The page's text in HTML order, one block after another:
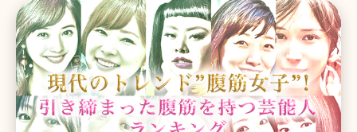
😄オトナなドレスがお似合いです✨✨#アンナチュラル #石原さとみ #
東京ドラマアウォード2018 pic.twitter.com/9aVB2gGccW— アンナ
チュラル【ＴＢＳドラマ公式】 (@unnatural_tbs) Octo